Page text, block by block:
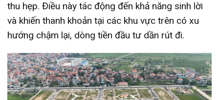
thu hẹp. Điều này tác động đến khả năng sinh lời
và khiến thanh khoản tại các khu vực trên có xu
hướng chậm lại, dòng tiền đầu tư dần rút đi.